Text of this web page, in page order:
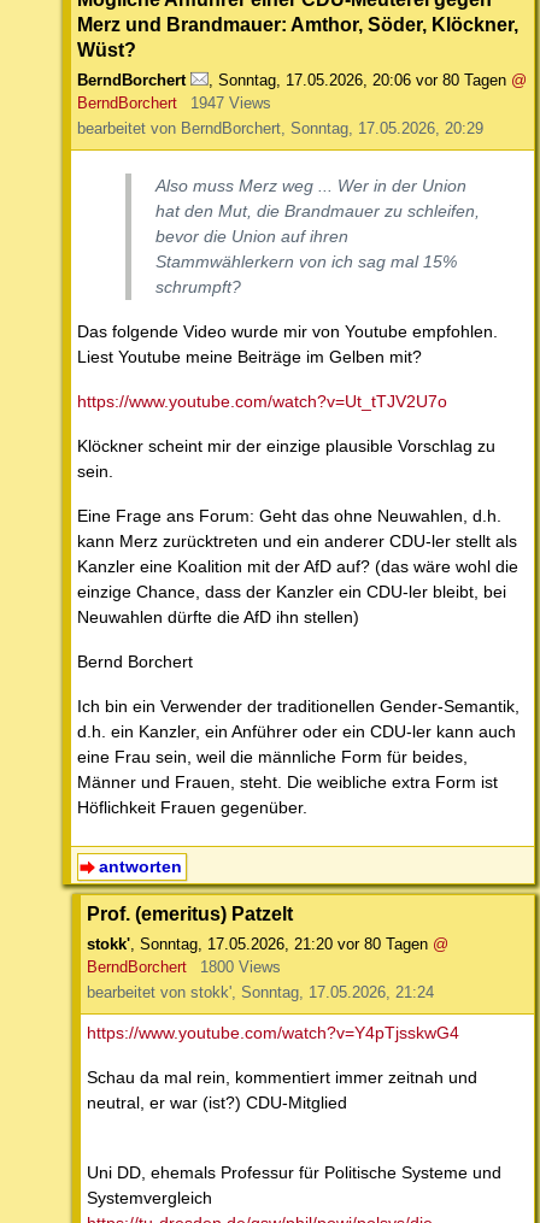
Merz und Brandmauer: Amthor, Söder, Klöckner,
Wüst?
BerndBorchert Sonntag, 17.05.2026, 20:06 vor 80 Tagen @
BerndBorchert
1947 Views
bearbeitet von BerndBorchert, Sonntag, 17.05.2026, 20:29
Also muss Merz weg ... Wer in der Union
hat den Mut, die Brandmauer zu schleifen,
bevor die Union auf ihren
Stammwählerkern von ich sag mal 15%
schrumpft?
Das folgende Video wurde mir von Youtube empfohlen.
Liest Youtube meine Beiträge im Gelben mit?
https://www.youtube.com/watch?v=Ut_tTJV2U7o
Klöckner scheint mir der einzige plausible Vorschlag zu
sein.
Eine Frage ans Forum: Geht das ohne Neuwahlen, d.h.
kann Merz zurücktreten und ein anderer CDU-ler stellt als
Kanzler eine Koalition mit der AfD auf? (das wäre wohl die
einzige Chance, dass der Kanzler ein CDU-ler bleibt, bei
Neuwahlen dürfte die AfD ihn stellen)
Bernd Borchert
Ich bin ein Verwender der traditionellen Gender-Semantik,
d.h. ein Kanzler, ein Anführer oder ein CDU-ler kann auch
eine Frau sein, weil die männliche Form für beides,
Männer und Frauen, steht. Die weibliche extra Form ist
Höflichkeit Frauen gegenüber.
antworten
Prof. (emeritus) Patzelt
stokk', Sonntag, 17.05.2026, 21:20 vor 80 Tagen @
BerndBorchert
1800 Views
bearbeitet von stokk', Sonntag, 17.05.2026, 21:24
https://www.youtube.com/watch?v=Y4pTjsskwG4
Schau da mal rein, kommentiert immer zeitnah und
neutral, er war (ist?) CDU-Mitglied
Uni DD, ehemals Professur für Politische Systeme und
Systemvergleich